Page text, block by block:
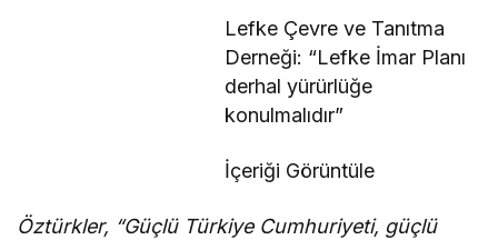
Lefke Çevre ve Tanıtma
Derneği: “Lefke İmar Planı
derhal yürürlüğe
konulmalıdır”
İçeriği Görüntüle
Öztürkler, “Güçlü Türkiye Cumhuriyeti, güçlü